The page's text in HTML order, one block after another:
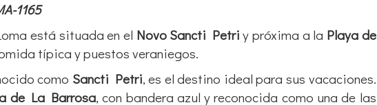
1165
está situada en el Novo Sancti Petri y próxima a la Playa de
típica y puestos veraniegos.
como Sancti Petri, es el destino ideal para sus vacaciones.
de La Barrosa, con bandera azul y reconocida como una de las